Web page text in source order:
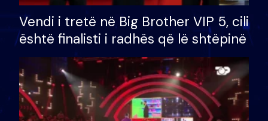
Vendi i tretë në Big Brother VIP 5, cili
është finalisti i radhës që lë shtëpinë